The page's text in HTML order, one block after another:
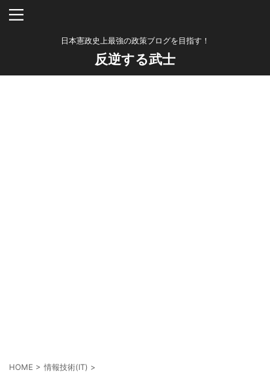
日本憲政史上最強の政策ブログを目指す！
反逆する武士
HOME > 情報技術(IT) >